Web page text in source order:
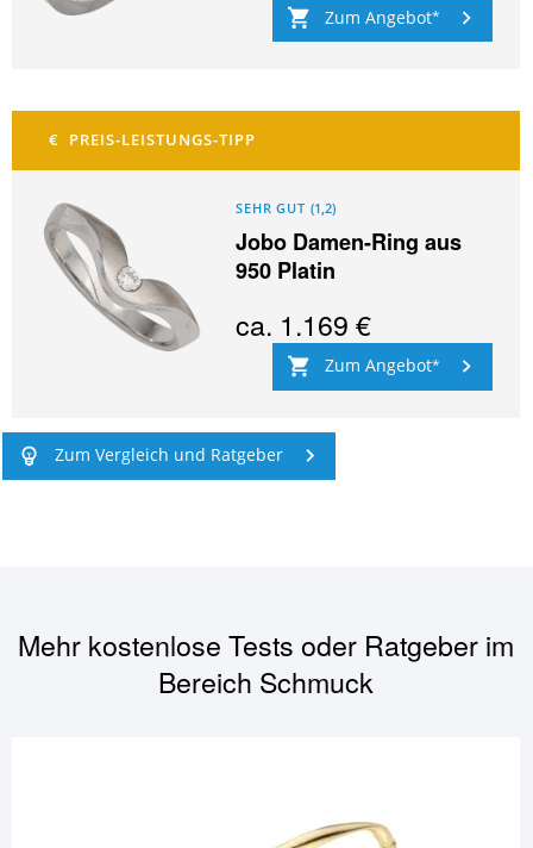
Zum Angebot
SEHR GUT (1,2)
Jobo Damen-Ring aus
950 Platin
ca. 1.169 €
Zum Angebot
Zum Vergleich und Ratgeber
Mehr kostenlose Tests oder Ratgeber im
Bereich Schmuck